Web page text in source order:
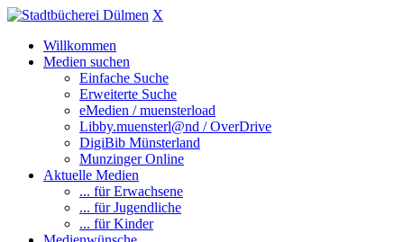
X
Willkommen
Medien suchen
Einfache Suche
Erweiterte Suche
eMedien / muensterload
Libby.muensterl@nd / OverDrive
DigiBib Münsterland
Munzinger Online
Aktuelle Medien
... für Erwachsene
... für Jugendliche
... für Kinder